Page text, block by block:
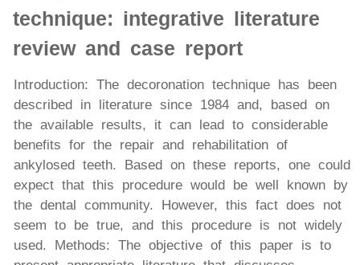
technique: integrative literature
review and case report
Introduction: The decoronation technique has been
described in literature since 1984 and, based on
the available results, it can lead to considerable
benefits for the repair and rehabilitation of
ankylosed teeth. Based on these reports, one could
expect that this procedure would be well known by
the dental community. However, this fact does not
seem to be true, and this procedure is not widely
used. Methods: The objective of this paper is to